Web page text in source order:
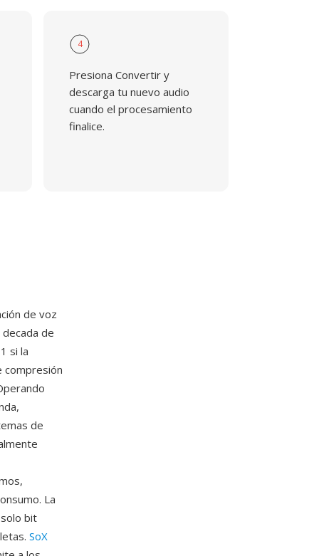
4
Presiona Convertir y
descarga tu nuevo audio
cuando el procesamiento
finalice.
de voz
de
si la
compresión
de
La
bit
SoX